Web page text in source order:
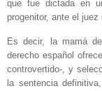
que fue dictada en
progenitor, ante el juez
Es decir, la mamá
derecho español
controvertido-, y
la sentencia